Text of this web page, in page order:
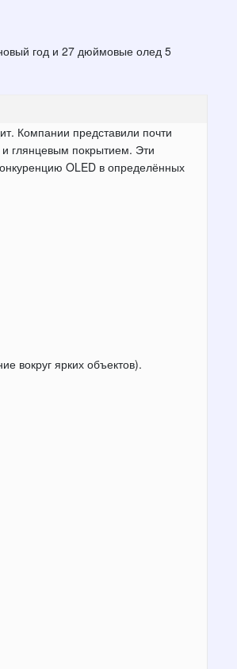
год и 27 дюймовые олед 5
Компании представили почти
глянцевым покрытием. Эти
OLED в определённых
вокруг ярких объектов).